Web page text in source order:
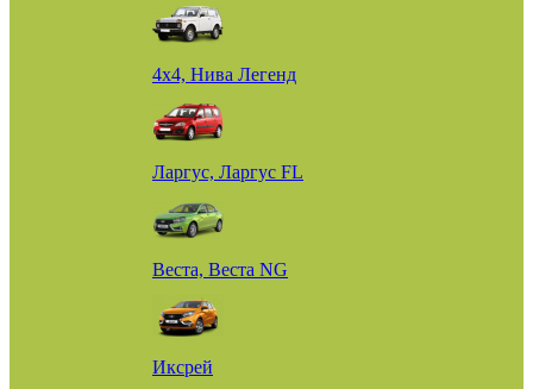
4х4, Нива Легенд
Ларгус, Ларгус FL
Веста, Веста NG
Иксрей